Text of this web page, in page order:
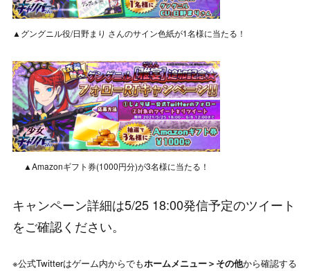
▲グングニル役/日野まり さんのサイン色紙が1名様に当たる！
▲Amazonギフト券(1000円分)が3名様に当たる！
キャンペーン詳細は5/25 18:00発信予定のツイート
をご確認ください。
※公式Twitterはゲーム内からでもホームメニュー＞その他から確認する